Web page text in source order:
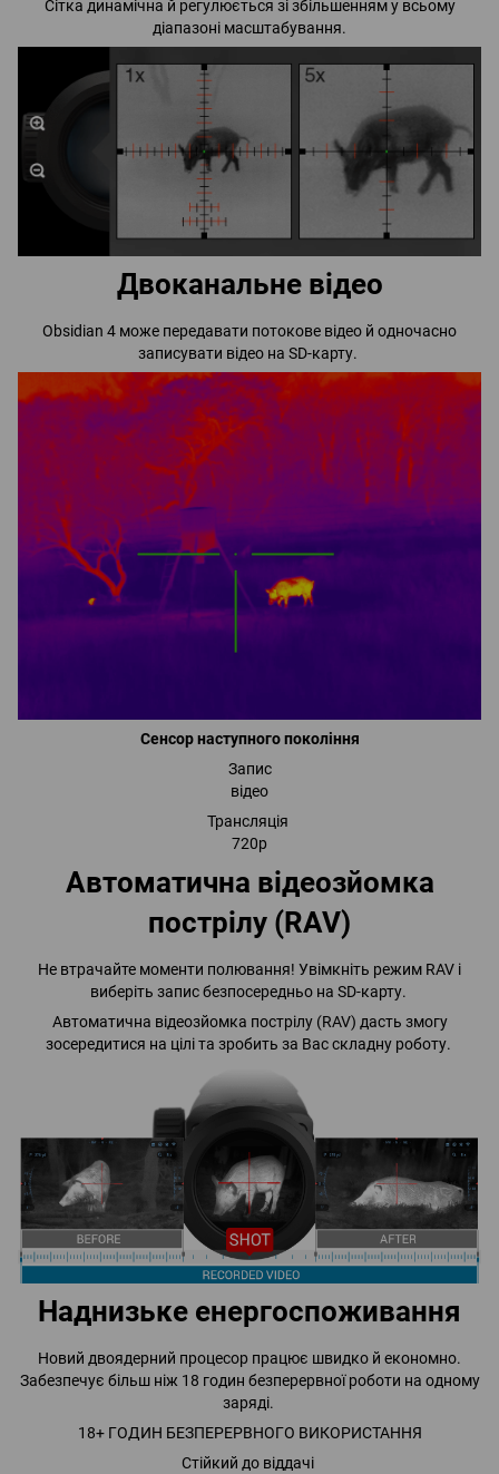
Сітка динамічна й регулюється зі збільшенням у всьому
діапазоні масштабування.
Двоканальне відео
Obsidian 4 може передавати потокове відео й одночасно
записувати відео на SD-карту.
Сенсор наступного покоління
Запис
відео
Трансляція
720р
Автоматична відеозйомка
пострілу (RAV)
Не втрачайте моменти полювання! Увімкніть режим RAV і
виберіть запис безпосередньо на SD-карту.
Автоматична відеозйомка пострілу (RAV) дасть змогу
зосередитися на цілі та зробить за Вас складну роботу.
Наднизьке енергоспоживання
Новий двоядерний процесор працює швидко й економно.
Забезпечує більш ніж 18 годин безперервної роботи на одному
заряді.
18+ ГОДИН БЕЗПЕРЕРВНОГО ВИКОРИСТАННЯ
Стійкий до віддачі